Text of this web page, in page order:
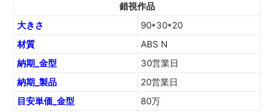
錯視作品
大きさ
90*30*20
材質
ABS N
納期_金型
30営業日
納期_製品
20営業日
目安単価_金型
80万